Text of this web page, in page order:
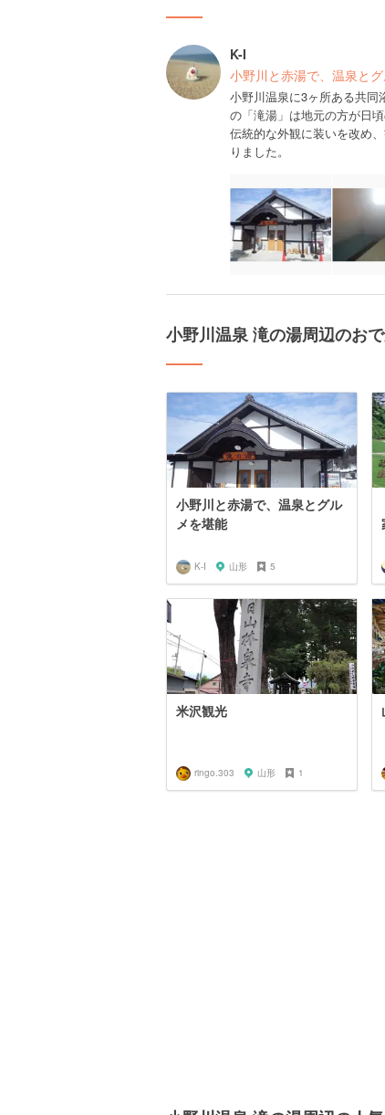
K-I
小野川と赤湯で、温泉と
小野川温泉に3ヶ所ある共同
の「滝湯」は地元の方が日
伝統的な外観に装いを改め
りました。
小野川温泉 滝の湯周辺のお
小野川と赤湯で、温泉とグル
メを堪能
K-I 山形 5
米沢観光
ringo.303 山形 1